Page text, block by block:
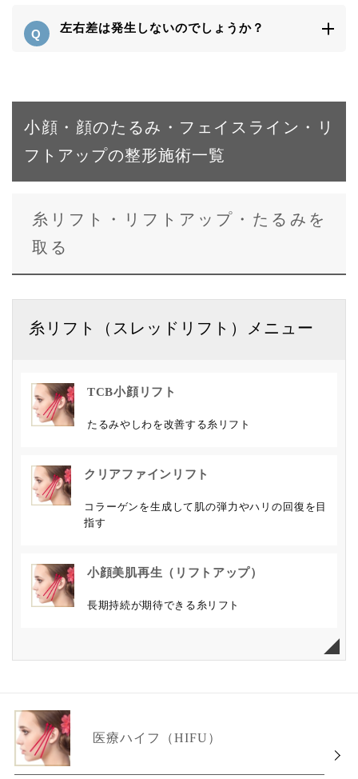
左右差は発生しないのでしょうか？
小顔・顔のたるみ・フェイスライン・リ
フトアップの整形施術一覧
糸リフト・リフトアップ・たるみを
取る
糸リフト（スレッドリフト）メニュー
TCB小顔リフト
たるみやしわを改善する糸リフト
クリアファインリフト
コラーゲンを生成して肌の弾力やハリの回復を目
指す
小顔美肌再生（リフトアップ）
長期持続が期待できる糸リフト
医療ハイフ（HIFU）